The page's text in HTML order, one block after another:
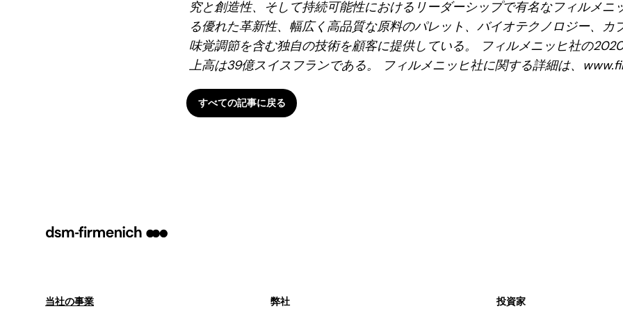
究と創造性、そして持続可能性におけるリーダーシップで有名なフィルメニ
る優れた革新性、幅広く高品質な原料のパレット、バイオテクノロジー、カ
味覚調節を含む独自の技術を顧客に提供している。 フィルメニッヒ社の
上高は39億スイスフランである。 フィルメニッヒ社に関する詳細は、
すべての記事に戻る
当社の事業 弊社 投資家